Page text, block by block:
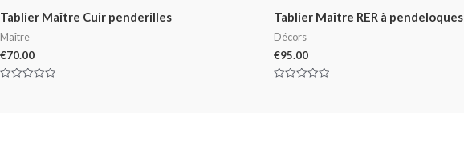
Tablier Maître Cuir penderilles
Maître
€70.00
Tablier Maître RER à pendeloques
Décors
€95.00